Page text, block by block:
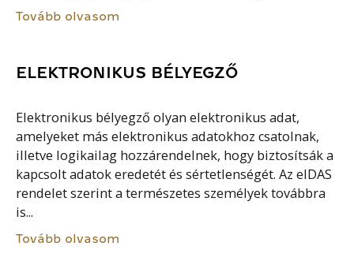
Tovább olvasom
ELEKTRONIKUS BÉLYEGZŐ
Elektronikus bélyegző olyan elektronikus adat,
amelyeket más elektronikus adatokhoz csatolnak,
illetve logikailag hozzárendelnek, hogy biztosítsák a
kapcsolt adatok eredetét és sértetlenségét. Az eIDAS
rendelet szerint a természetes személyek továbbra
is...
Tovább olvasom